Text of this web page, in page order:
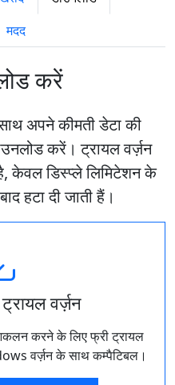
मदद
करें
अपने कीमती डेटा की
करें। ट्रायल वर्ज़न
केवल डिस्प्ले लिमिटेशन के
हटा दी जाती हैं।
वर्ज़न
करने के लिए फ्री ट्रायल
वर्ज़न के साथ कम्पैटिबल।